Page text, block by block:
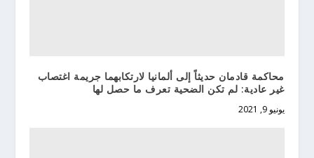
محاكمة قادمان حديثاً إلى ألمانيا لارتكابهما جريمة اغتصاب
غير عادية: لم تكن الضحية تعرف ما حصل لها
يونيو 9, 2021